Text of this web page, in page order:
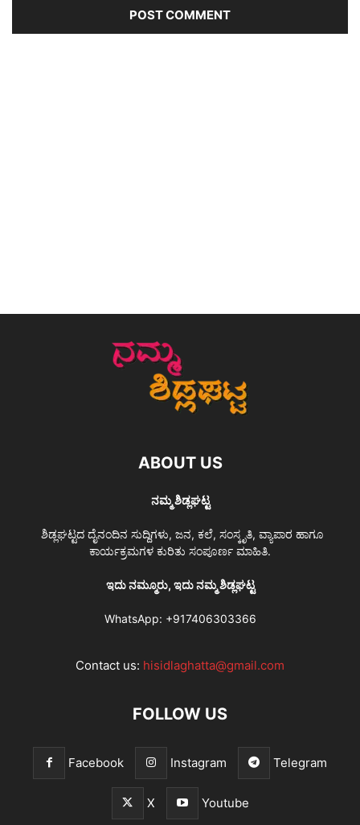
ABOUT US
ನಮ್ಮ ಶಿಡ್ಲಘಟ್ಟ
ಶಿಡ್ಲಘಟ್ಟದ ದೈನಂದಿನ ಸುದ್ದಿಗಳು, ಜನ, ಕಲೆ, ಸಂಸ್ಕೃತಿ, ವ್ಯಾಪಾರ ಹಾಗೂ
ಕಾರ್ಯಕ್ರಮಗಳ ಕುರಿತು ಸಂಪೂರ್ಣ ಮಾಹಿತಿ.
ಇದು ನಮ್ಮೂರು, ಇದು ನಮ್ಮ ಶಿಡ್ಲಘಟ್ಟ
WhatsApp: +917406303366
Contact us: hisidlaghatta@gmail.com
FOLLOW US
Facebook Instagram Telegram
X Youtube